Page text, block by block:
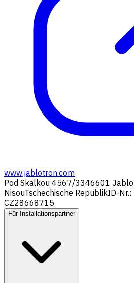
www.jablotron.com
Pod Skalkou 4567/3346601
NisouTschechische RepublikID-
CZ28668715
Für Installationspartner